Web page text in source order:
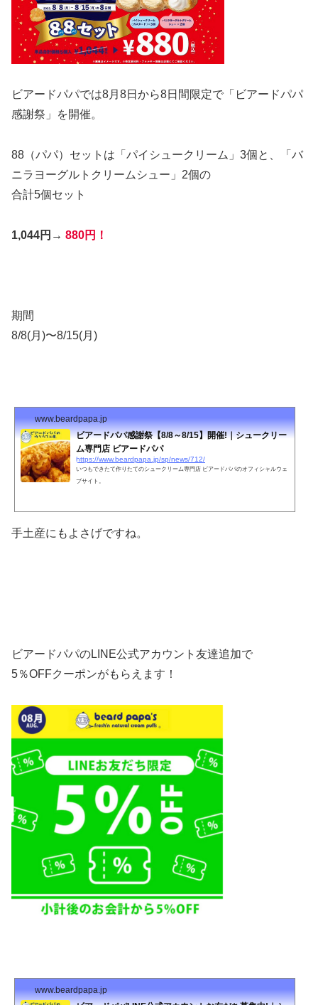
ビアードパパでは8月8日から8日間限定で「ビアードパパ
感謝祭」を開催。
88（パパ）セットは「パイシュークリーム」3個と、「バ
ニラヨーグルトクリームシュー」2個の
合計5個セット
1,044円→ 880円！
期間
8/8(月)〜8/15(月)
www.beardpapa.jp
ビアードパパ感謝祭【8/8～8/15】開催!｜シュークリー
ム専門店 ビアードパパ
https://www.beardpapa.jp/sp/news/712/
いつもできたて作りたてのシュークリーム専門店 ビアードパパのオフィシャルウェ
ブサイト。
手土産にもよさげですね。
ビアードパパのLINE公式アカウント友達追加で
5％OFFクーポンがもらえます！
www.beardpapa.jp